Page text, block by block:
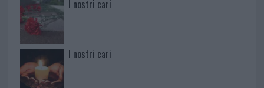
I nostri cari
I nostri cari